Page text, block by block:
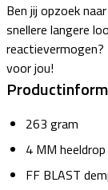
Ben jij opzoek
snellere langere
voor jou!
263 gram
4 MM heeldrop
FF BLAST